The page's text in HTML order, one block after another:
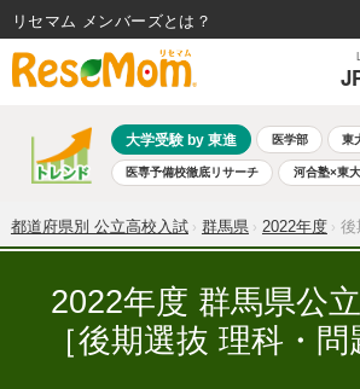
大学受験 by 東進 医学部 東
医専予備校徹底リサーチ 河合塾×東
共通テスト 夏休み 8月開催学校説明会・相談会
自由研究教材（小学生向け） 自由研究教材（中学生
ランキング
都道府県別 公立高校入試 群馬県 2022年度 後
2022年度 群馬県公
［後期選抜 理科・
リセマム メンバーズ